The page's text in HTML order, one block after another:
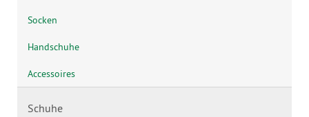
Socken
Handschuhe
Accessoires
Schuhe